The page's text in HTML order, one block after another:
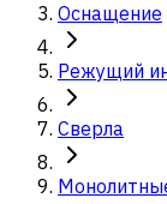
Оснащение
Режущий
Сверла